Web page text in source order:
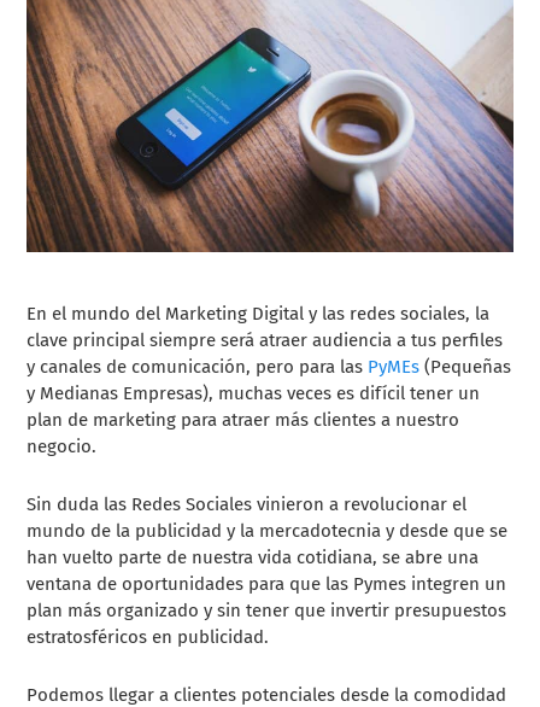
En el mundo del Marketing Digital y las redes sociales, la
clave principal siempre será atraer audiencia a tus perfiles
y canales de comunicación, pero para las PyMEs (Pequeñas
y Medianas Empresas), muchas veces es difícil tener un
plan de marketing para atraer más clientes a nuestro
negocio.
Sin duda las Redes Sociales vinieron a revolucionar el
mundo de la publicidad y la mercadotecnia y desde que se
han vuelto parte de nuestra vida cotidiana, se abre una
ventana de oportunidades para que las Pymes integren un
plan más organizado y sin tener que invertir presupuestos
estratosféricos en publicidad.
Podemos llegar a clientes potenciales desde la comodidad